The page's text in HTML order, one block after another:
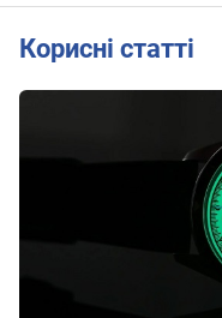
Корисні статті